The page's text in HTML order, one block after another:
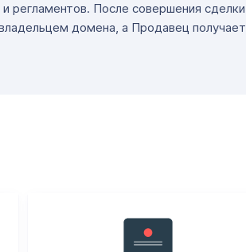
регламентов. После совершения сделки
домена, а Продавец получает